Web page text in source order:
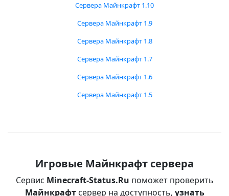
Сервера Майнкрафт 1.10
Сервера Майнкрафт 1.9
Сервера Майнкрафт 1.8
Сервера Майнкрафт 1.7
Сервера Майнкрафт 1.6
Сервера Майнкрафт 1.5
Игровые Майнкрафт сервера
Сервис Minecraft-Status.Ru поможет проверить
Майнкрафтсервер на доступность, узнать